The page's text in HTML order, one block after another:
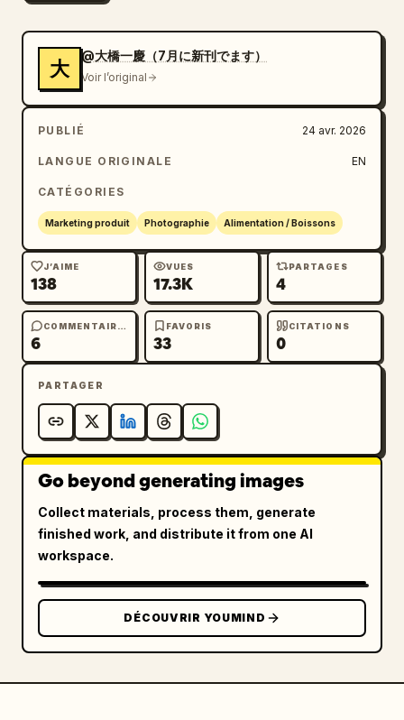
des tons marron, crème et or. La composition
finale doit ressembler à un article de fond
ou à une brochure promotionnelle d'un
大
@大橋一慶（7月に新刊でます）
Voir l’original
PUBLIÉ 24 avr. 2026
LANGUE ORIGINALE EN
CATÉGORIES
Marketing produit Photographie Alimentation / Boissons
J’AIME
138
VUES
17.3K
PARTAGES
4
COMMENTAIRES
6
FAVORIS
33
CITATIONS
0
PARTAGER
Go beyond generating images
Collect materials, process them, generate
finished work, and distribute it from one AI
workspace.
DÉCOUVRIR YOUMIND